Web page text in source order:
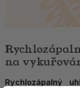
na
Rychlozápalný